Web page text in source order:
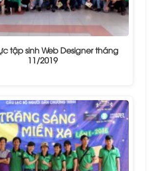
tập sinh Web Designer tháng
11/2019